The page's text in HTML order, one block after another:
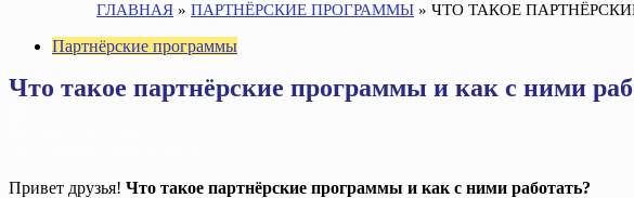
ГЛАВНАЯ » ПАРТНЁРСКИЕ ПРОГРАММЫ » ЧТО ТАКОЕ
Партнёрские программы
Что такое партнёрские программы и как с ними
Привет друзья! Что такое партнёрские программы и как с ними работать?